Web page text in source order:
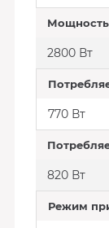
2800 Вт
770 Вт
820 Вт
Режим